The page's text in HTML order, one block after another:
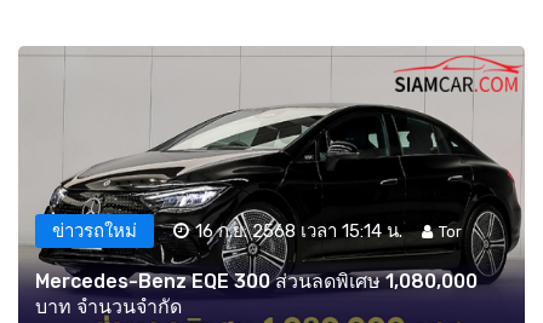
ข่าวรถใหม่ 16 ก.ย. 2568 เวลา 15:14 น. Tor
Mercedes-Benz EQE 300 ส่วนลดพิเศษ 1,080,000
บาท จำนวนจำกัด